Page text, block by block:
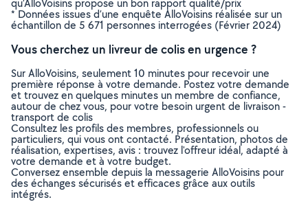
qu’AlloVoisins propose un bon rapport qualité/prix
* Données issues d’une enquête AlloVoisins réalisée sur un
échantillon de 5 671 personnes interrogées (Février 2024)
Vous cherchez un livreur de colis en urgence ?
Sur AlloVoisins, seulement 10 minutes pour recevoir une
première réponse à votre demande. Postez votre demande
et trouvez en quelques minutes un membre de confiance,
autour de chez vous, pour votre besoin urgent de livraison -
transport de colis
Consultez les profils des membres, professionnels ou
particuliers, qui vous ont contacté. Présentation, photos de
réalisation, expertises, avis : trouvez l'offreur idéal, adapté à
votre demande et à votre budget.
Conversez ensemble depuis la messagerie AlloVoisins pour
des échanges sécurisés et efficaces grâce aux outils
intégrés.